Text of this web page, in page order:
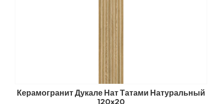
Керамогранит Дукале Нат Татами Натуральный
120x20